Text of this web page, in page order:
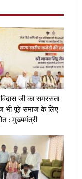
जी का समरसता
पूरे समाज के लिए
: मुख्यमंत्री